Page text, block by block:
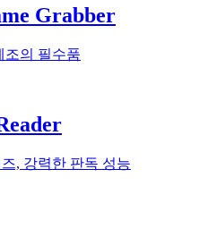
Grabber
조의 필수품
, 강력한 판독 성능